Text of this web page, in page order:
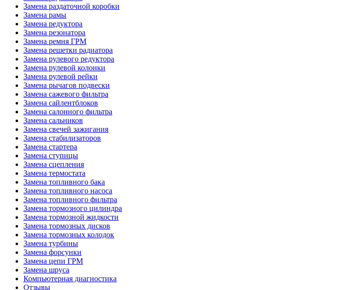
Замена раздаточной коробки
Замена рамы
Замена редуктора
Замена резонатора
Замена ремня ГРМ
Замена решетки радиатора
Замена рулевого редуктора
Замена рулевой колонки
Замена рулевой рейки
Замена рычагов подвески
Замена сажевого фильтра
Замена сайлентблоков
Замена салонного фильтра
Замена сальников
Замена свечей зажигания
Замена стабилизаторов
Замена стартера
Замена ступицы
Замена сцепления
Замена термостата
Замена топливного бака
Замена топливного насоса
Замена топливного фильтра
Замена тормозного цилиндра
Замена тормозной жидкости
Замена тормозных дисков
Замена тормозных колодок
Замена турбины
Замена форсунки
Замена цепи ГРМ
Замена шруса
Компьютерная диагностика
Отзывы